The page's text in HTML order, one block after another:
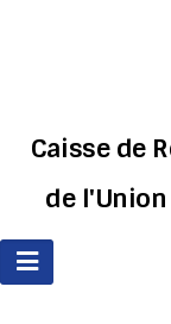
Caisse de
de